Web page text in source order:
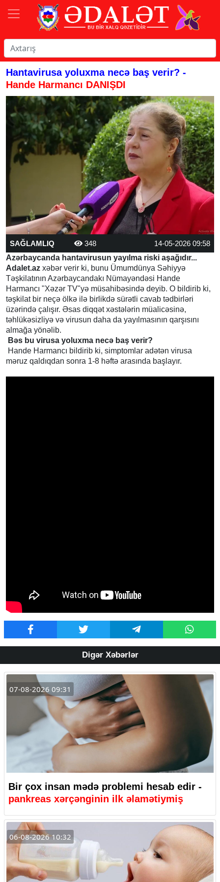
Hantavirusa yoluxma necə baş verir? -
Hande Harmancı DANIŞDI
SAĞLAMLIQ 348
14-05-2026 09:58
Azərbaycanda hantavirusun yayılma riski aşağıdır...
Adalet.az xəbər verir ki, bunu Ümumdünya Səhiyyə
Təşkilatının Azərbaycandakı Nümayəndəsi Hande
Harmancı "Xəzər TV"yə müsahibəsində deyib. O bildirib ki,
təşkilat bir neçə ölkə ilə birlikdə sürətli cavab tədbirləri
üzərində çalışır. Əsas diqqət xəstələrin müalicəsinə,
təhlükəsizliyə və virusun daha da yayılmasının qarşısını
almağa yönəlib.
Bəs bu virusa yoluxma necə baş verir?
Hande Harmancı bildirib ki, simptomlar adətən virusa
məruz qaldıqdan sonra 1-8 həftə arasında başlayır.
Digər Xəbərlər
07-08-2026 09:31
Bir çox insan mədə problemi hesab edir -
pankreas xərçənginin ilk əlamətiymiş
06-08-2026 10:32